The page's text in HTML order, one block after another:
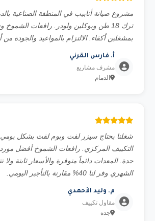
مشروع صيانة أنابيب في المنطقة الصناعية
ترك 18 طن وبوكلين ولودر. رافعات
بمشغلين أكفاء. الالتزام بالمواعيد والجودة
أ. فارس القرني
مشرف مشاريع
الدمام
شغلنا يحتاج سيزر لفت وبوم لفت بشكل
التكييف المركزي. رافعات الشموخ أفضل مورد
جدة. المعدات دائماً متوفرة والأسعار ثابتة ولا
الشهري وفر لنا 40% مقارنة بالتأجير اليومي.
م. وليد الأحمدي
مقاول تكييف
جدة